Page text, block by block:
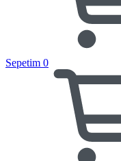
Sepetim 0